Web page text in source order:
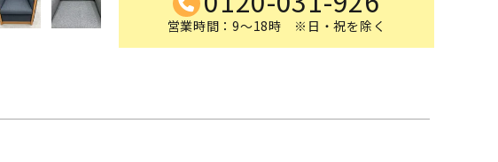
営業時間：9～18時 ※日・祝を除く